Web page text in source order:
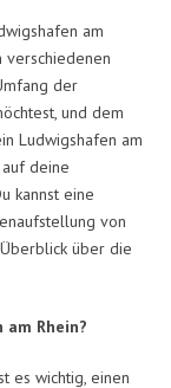
am
verschiedenen
der
und dem
Ludwigshafen am
deine
kannst eine
von
über die
Rhein?
es wichtig, einen